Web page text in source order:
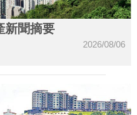
新聞摘要
2026/08/06